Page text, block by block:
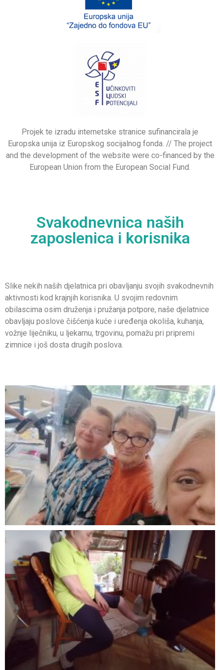
Projek te izradu internetske stranice sufinancirala je
Europska unija iz Europskog socijalnog fonda. // The project
and the development of the website were co-financed by the
European Union from the European Social Fund.
Svakodnevnica naših
zaposlenica i korisnika
Slike nekih naših djelatnica pri obavljanju svojih svakodnevnih
aktivnosti kod krajnjih korisnika. U svojim redovnim
obilascima osim druženja i pružanja potpore, naše djelatnice
obavljaju poslove čišćenja kuće i uređenja okoliša, kuhanja,
vožnje liječniku, u ljekarnu, trgovinu, pomažu pri pripremi
zimnice i još dosta drugih poslova.